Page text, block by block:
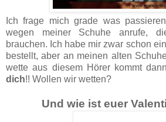
Ich frage mich grade was
wegen meiner Schuhe anrufe,
brauchen. Ich habe mir zwar schon
bestellt, aber an meinen alten
wette aus diesem Hörer kommt
dich!! Wollen wir wetten?
Und wie ist euer